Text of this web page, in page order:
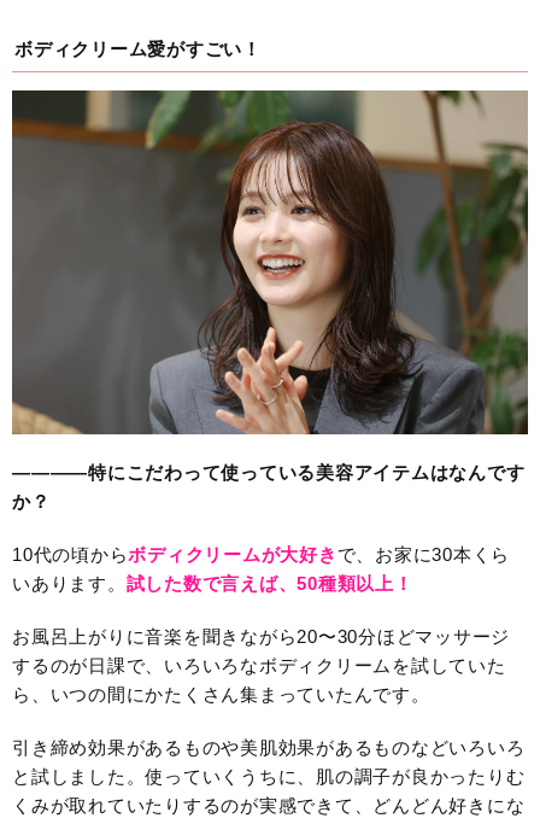
ボディクリーム愛がすごい！
————特にこだわって使っている美容アイテムはなんです
か？
10代の頃からボディクリームが大好き で、お家に30本くら
いあります。 試した数で言えば、50種類以上！
お風呂上がりに音楽を聞きながら20〜30分ほどマッサージ
するのが日課で、いろいろなボディクリームを試していた
ら、いつの間にかたくさん集まっていたんです。
引き締め効果があるものや美肌効果があるものなどいろいろ
と試しました。使っていくうちに、肌の調子が良かったりむ
くみが取れていたりするのが実感できて、どんどん好きにな